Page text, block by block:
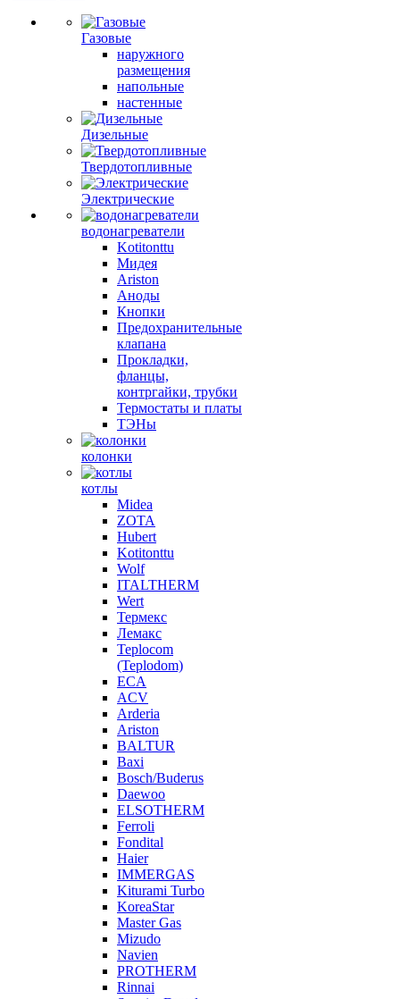
Газовые
наружного
размещения
напольные
настенные
Дизельные
Твердотопливные
Электрические
водонагреватели
Kotitonttu
Мидея
Ariston
Аноды
Кнопки
Предохранительные
клапана
Прокладки,
фланцы,
контргайки, трубки
Термостаты и платы
ТЭНы
колонки
котлы
Midea
ZOTA
Hubert
Kotitonttu
Wolf
ITALTHERM
Wert
Термекс
Лемакс
Teplocom
(Teplodom)
ECA
ACV
Arderia
Ariston
BALTUR
Baxi
Bosch/Buderus
Daewoo
ELSOTHERM
Ferroli
Fondital
Haier
IMMERGAS
Kiturami Turbo
KoreaStar
Master Gas
Mizudo
Navien
PROTHERM
Rinnai